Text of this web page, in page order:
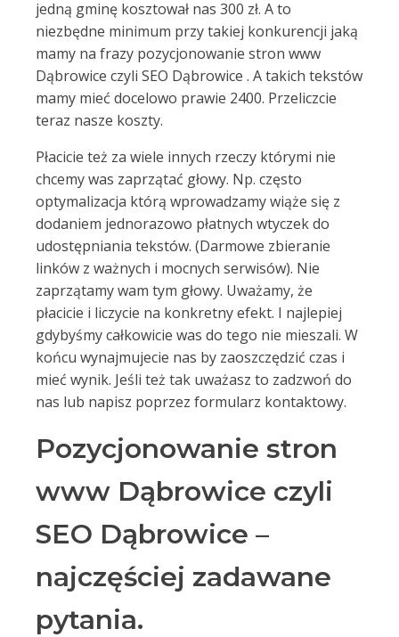
jedną gminę kosztował nas 300 zł. A to
niezbędne minimum przy takiej konkurencji jaką
mamy na frazy pozycjonowanie stron www
Dąbrowice czyli SEO Dąbrowice . A takich tekstów
mamy mieć docelowo prawie 2400. Przeliczcie
teraz nasze koszty.
Płacicie też za wiele innych rzeczy którymi nie
chcemy was zaprzątać głowy. Np. często
optymalizacja którą wprowadzamy wiąże się z
dodaniem jednorazowo płatnych wtyczek do
udostępniania tekstów. (Darmowe zbieranie
linków z ważnych i mocnych serwisów). Nie
zaprzątamy wam tym głowy. Uważamy, że
płacicie i liczycie na konkretny efekt. I najlepiej
gdybyśmy całkowicie was do tego nie mieszali. W
końcu wynajmujecie nas by zaoszczędzić czas i
mieć wynik. Jeśli też tak uważasz to zadzwoń do
nas lub napisz poprzez formularz kontaktowy.
Pozycjonowanie stron
www Dąbrowice czyli
SEO Dąbrowice –
najczęściej zadawane
pytania.